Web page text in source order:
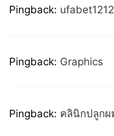
Pingback: ufabet1212
Pingback: Graphics
Pingback: คลินิกปลูกผ